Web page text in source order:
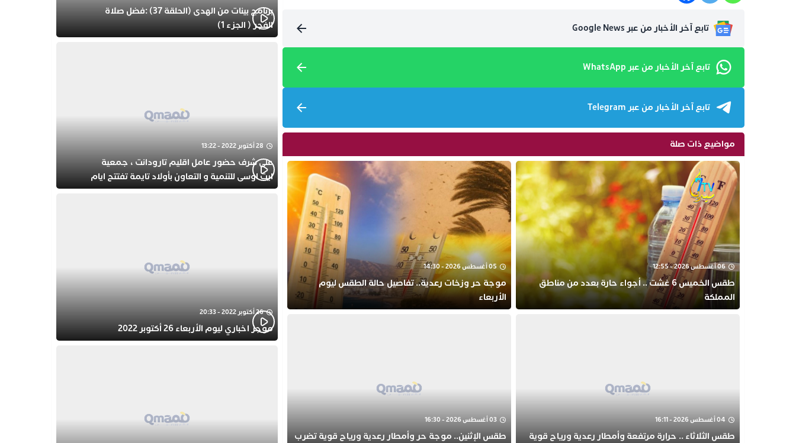
تابع آخر الأخبار من عبر Google News
تابع آخر الأخبار من عبر WhatsApp
تابع آخر الأخبار من عبر Telegram
مواضيع ذات صلة
06 أغسطس 2026 - 12:55
طقس الخميس 6 غشت .. أجواء حارة بعدد من مناطق
المملكة
05 أغسطس 2026 - 14:30
موجة حر وزخات رعدية.. تفاصيل حالة الطقس ليوم
الأربعاء
04 أغسطس 2026 - 16:11
طقس الثلاثاء .. حرارة مرتفعة وأمطار رعدية ورياح قوية
03 أغسطس 2026 - 16:30
طقس الإثنين.. موجة حر وأمطار رعدية ورياح قوية تضرب
برنامج بينات من الهدى (الحلقة 37) :فضل صلاة
الفجر ( الجزء 1)
28 أكتوبر 2022 - 13:22
على شرف حضور عامل اقليم تارودانت ، جمعية
ايت اوسى للتنمية و التعاون بأولاد تايمة تفتتح ايام
الاحتفال بذكرى المولد النبوي
26 أكتوبر 2022 - 20:33
موجز اخباري ليوم الأربعاء 26 أكتوبر 2022